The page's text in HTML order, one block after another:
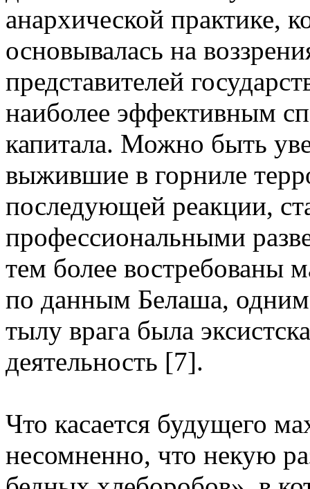
анархической практике,
основывалась на
представителей
наиболее эффективным
капитала. Можно быть
выжившие в горниле
последующей реакции,
профессиональными
тем более востребованы
по данным Белаша, одним
тылу врага была
деятельность [7].
Что касается будущего
несомненно, что некую